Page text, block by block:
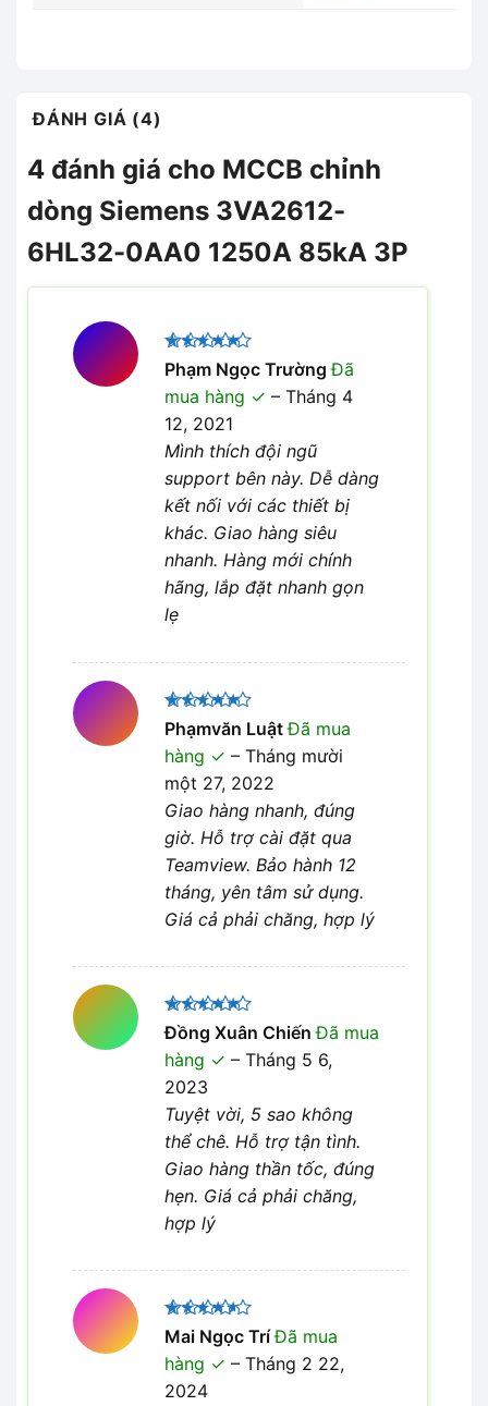
ĐÁNH GIÁ (4)
4 đánh giá cho MCCB chỉnh
dòng Siemens 3VA2612-
6HL32-0AA0 1250A 85kA 3P
Được xếp
hạng
5 5
sao
Phạm Ngọc TrườngĐã
mua hàng
– Tháng 4
12, 2021
Mình thích đội ngũ
support bên này. Dễ dàng
kết nối với các thiết bị
khác. Giao hàng siêu
nhanh. Hàng mới chính
hãng, lắp đặt nhanh gọn
lẹ
Được xếp
hạng55
sao
Phạmvăn LuậtĐã mua
hàng
– Tháng mười
một 27, 2022
Giao hàng nhanh, đúng
giờ. Hỗ trợ cài đặt qua
Teamview. Bảo hành 12
tháng, yên tâm sử dụng.
Giá cả phải chăng, hợp lý
Được xếp
hạng5
sao
Đồng Xuân ChiếnĐã mua
hàng
– Tháng 5 6,
2023
Tuyệt vời, 5 sao không
thể chê. Hỗ trợ tận tình.
Giao hàng thần tốc, đúng
hẹn. Giá cả phải chăng,
hợp lý
Được
xếp hạng
45 sao
Mai Ngọc TríĐã mua
hàng
– Tháng 2 22,
2024